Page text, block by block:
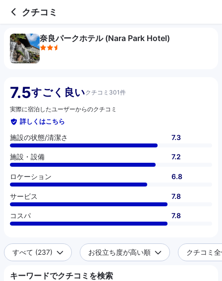
クチコミ
奈良パークホテル (Nara Park Hotel)
7.5すごく良いクチコミ301件
実際に宿泊したユーザーからのクチコミ
詳しくはこちら
施設の状態/清潔さ 7.3
施設・設備 7.2
ロケーション 6.8
サービス 7.8
コスパ 7.8
すべて (237) お役立ち度が高い順 クチコミ
キーワードでクチコミを検索